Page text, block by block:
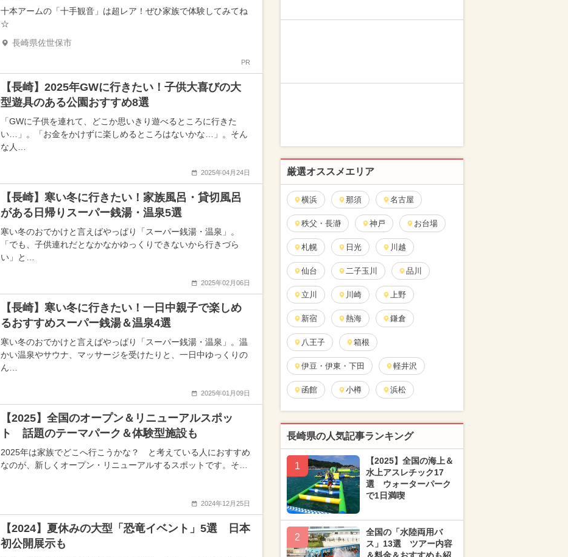
十本アームの「十手観音」は超レア！ぜひ家族で体験してみてね
☆
長崎県佐世保市
PR
【長崎】2025年GWに行きたい！子供大喜びの大
型遊具のある公園おすすめ8選
「GWに子供を連れて、どこか思いきり遊べるところに行きた
い…」。「お金をかけずに楽しめるところはないかな…」。そん
な人…
2025年04月24日
【長崎】寒い冬に行きたい！家族風呂・貸切風呂
がある日帰りスーパー銭湯・温泉5選
寒い冬のおでかけと言えばやっぱり「スーパー銭湯・温泉」。
「でも、子供連れだとなかなかゆっくりできないから行きづら
い」と…
2025年02月06日
【長崎】寒い冬に行きたい！一日中親子で楽しめ
るおすすめスーパー銭湯＆温泉4選
寒い冬のおでかけと言えばやっぱり「スーパー銭湯・温泉」。温
かい温泉やサウナ、マッサージを受けたりと、一日中ゆっくりの
ん…
2025年01月09日
【2025】全国のオープン＆リニューアルスポッ
ト 話題のテーマパーク＆体験型施設も
2025年は家族でどこへ行こうかな？ と考えている人におすすめ
なのが、新しくオープン・リニューアルするスポットです。そ…
2024年12月25日
【2024】夏休みの大型「恐竜イベント」5選 日本
初公開展示も
厳選オススメエリア
横浜 那須 名古屋
秩父・長瀞 神戸 お台場
札幌 日光 川越
仙台 二子玉川 品川
立川 川崎 上野
新宿 熱海 鎌倉
八王子 箱根
伊豆・伊東・下田 軽井沢
函館 小樽 浜松
長崎県の人気記事ランキング
1
【2025】全国の海上＆
水上アスレチック17
選 ウォーターパーク
で1日満喫
2
全国の「水陸両用バ
ス」13選 ツアー内容